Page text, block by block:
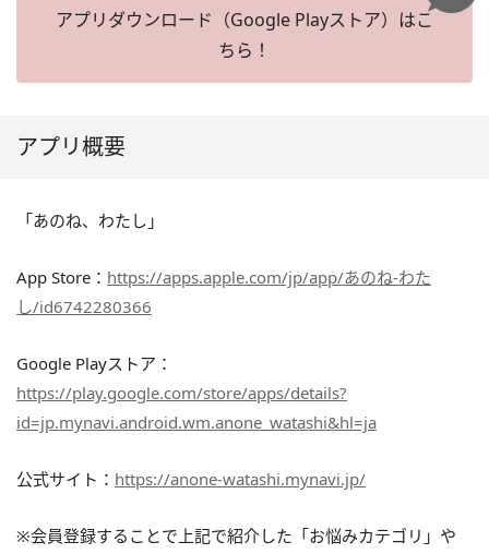
アプリダウンロード（Google Playストア）はこ
ちら！
アプリ概要
「あのね、わたし」
App Store： https://apps.apple.com/jp/app/あのね-わた
し/id6742280366
Google Playストア：
https://play.google.com/store/apps/details?
id=jp.mynavi.android.wm.anone_watashi&hl=ja
公式サイト： https://anone-watashi.mynavi.jp/
※会員登録することで上記で紹介した「お悩みカテゴリ」や